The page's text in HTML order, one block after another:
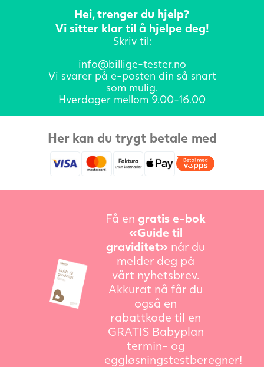
Hei, trenger du hjelp?
Vi sitter klar til å hjelpe deg!
Skriv til:
info@billige-tester.no
Vi svarer på e-posten din så snart
som mulig.
Hverdager mellom 9.00-16.00
Her kan du trygt betale med
Få en gratis e-bok
«Guide til
graviditet» når du
melder deg på
vårt nyhetsbrev.
Akkurat nå får du
også en
rabattkode til en
GRATIS Babyplan
termin- og
eggløsningstestberegner!